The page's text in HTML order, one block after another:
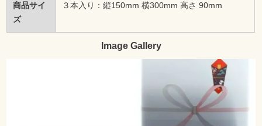
商品サイ
ズ
３本入り：縦150mm 横300mm 高さ 90mm
Image Gallery